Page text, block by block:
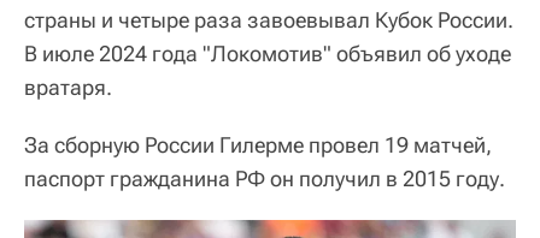
страны и четыре раза завоевывал Кубок России.
В июле 2024 года "Локомотив" объявил об уходе
вратаря.
За сборную России Гилерме провел 19 матчей,
паспорт гражданина РФ он получил в 2015 году.